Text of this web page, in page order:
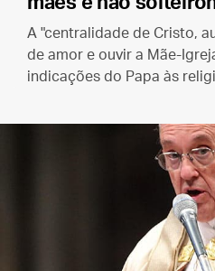
A "centralidade de Cristo,
de amor e ouvir a Mãe-
indicações do Papa às